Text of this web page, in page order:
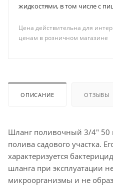
жидкостями, в том числе с
Цена действительна для
ценам в розничном магазине
ОПИСАНИЕ ОТЗЫВЫ
Шланг поливочный 3/4" 50
полива садового участка.
характеризуется
шланга при эксплуатации
микроорганизмы и не